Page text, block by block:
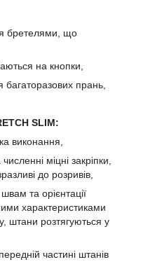
бретелями, що
на кнопки,
багаторазових прань,
SLIM:
виконання,
міцні закріпки,
до розривів,
та орієнтації
характеристиками
штани розтягуються у
частині штанів